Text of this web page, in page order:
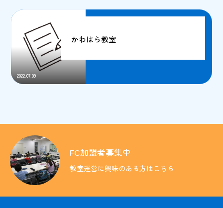
かわはら教室
2022.07.09
FC加盟者募集中
教室運営に興味のある方はこちら